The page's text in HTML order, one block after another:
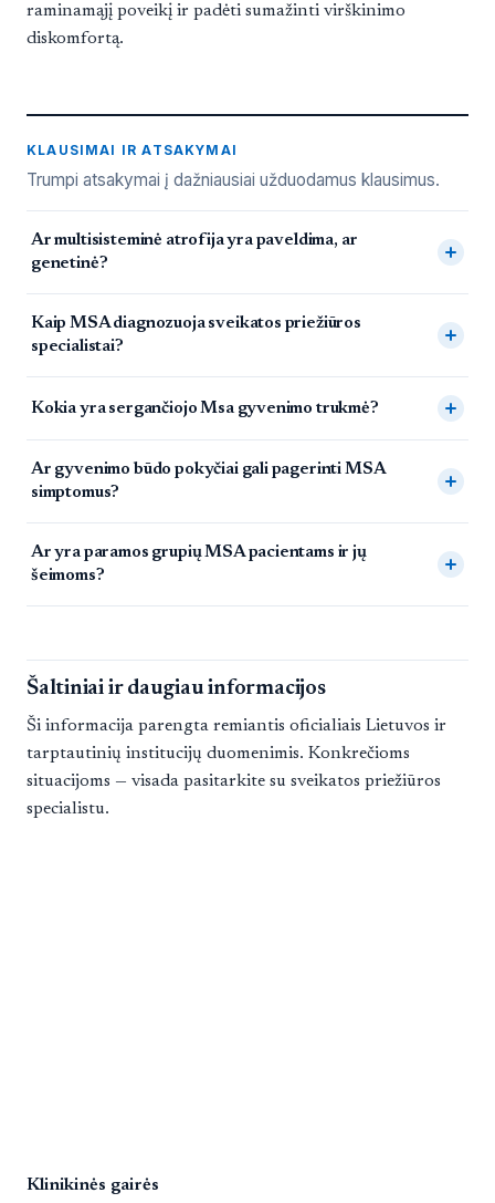
raminamąjį poveikį ir padėti sumažinti virškinimo
diskomfortą.
KLAUSIMAI IR ATSAKYMAI
Trumpi atsakymai į dažniausiai užduodamus klausimus.
Ar multisisteminė atrofija yra paveldima, ar
genetinė?
Kaip MSA diagnozuoja sveikatos priežiūros
specialistai?
Kokia yra sergančiojo Msa gyvenimo trukmė?
Ar gyvenimo būdo pokyčiai gali pagerinti MSA
simptomus?
Ar yra paramos grupių MSA pacientams ir jų
šeimoms?
Šaltiniai ir daugiau informacijos
Ši informacija parengta remiantis oficialiais Lietuvos ir
tarptautinių institucijų duomenimis. Konkrečioms
situacijoms — visada pasitarkite su sveikatos priežiūros
specialistu.
Klinikinės gairės